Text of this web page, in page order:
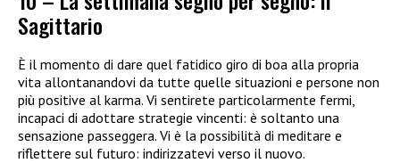
Sagittario
È il momento di dare quel fatidico giro di boa alla propria
vita allontanandovi da tutte quelle situazioni e persone non
più positive al karma. Vi sentirete particolarmente fermi,
incapaci di adottare strategie vincenti: è soltanto una
sensazione passeggera. Vi è la possibilità di meditare e
riflettere sul futuro: indirizzatevi verso il nuovo.